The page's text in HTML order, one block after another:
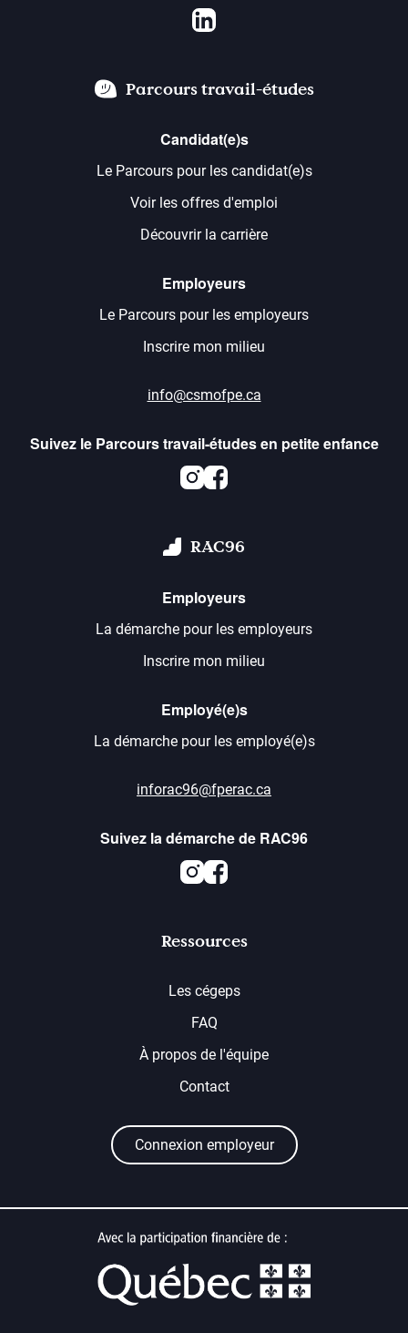
LinkedIn
Parcours travail-études
Candidat(e)s
Le Parcours pour les candidat(e)s
Voir les offres d'emploi
Découvrir la carrière
Employeurs
Le Parcours pour les employeurs
Inscrire mon milieu
info@csmofpe.ca
Suivez le Parcours travail-études en petite enfance
Instagram
Facebook
RAC96
Employeurs
La démarche pour les employeurs
Inscrire mon milieu
Employé(e)s
La démarche pour les employé(e)s
inforac96@fperac.ca
Suivez la démarche de RAC96
Instagram
Facebook
Ressources
Les cégeps
FAQ
À propos de l'équipe
Contact
Connexion employeur